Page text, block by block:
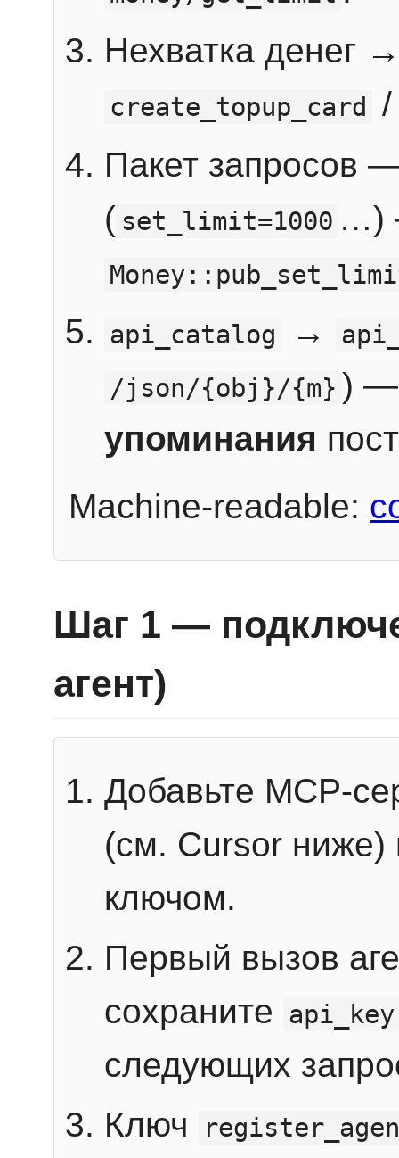
Нехватка денег
create_topup_card
Пакет запросов
( set_limit=1000 …)
api_catalog
→
/json/{obj}/{m} ) —
упоминания
Machine-readable:
Шаг 1 —
агент)
Добавьте MCP-
(см. Cursor ниже)
ключом.
Первый вызов
сохраните
api_key
следующих
Ключ